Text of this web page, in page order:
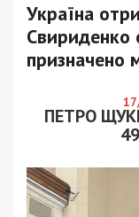
Україна
Свириденко
призначено
ПЕТРО